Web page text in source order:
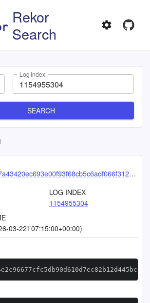
Rekor
Search
Log Index
SEARCH
LOG INDEX
1154955304
03-22T07:15:00+00:00)